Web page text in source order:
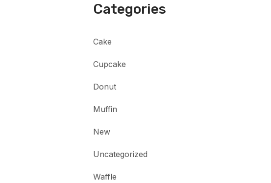
Categories
Cake
Cupcake
Donut
Muffin
New
Uncategorized
Waffle